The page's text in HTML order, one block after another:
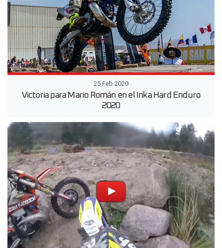
25 Feb 2020
Victoria para Mario Román en el Inka Hard Enduro
2020